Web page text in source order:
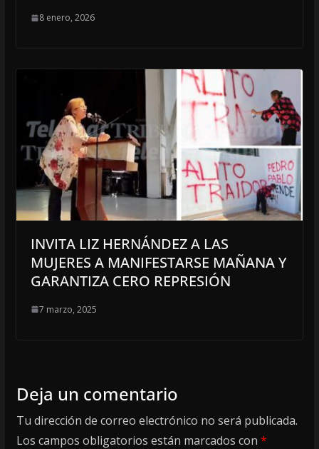
8 enero, 2026
INVITA LIZ HERNÁNDEZ A LAS
MUJERES A MANIFESTARSE MAÑANA Y
GARANTIZA CERO REPRESIÓN
7 marzo, 2025
Deja un comentario
Tu dirección de correo electrónico no será publicada.
Los campos obligatorios están marcados con *